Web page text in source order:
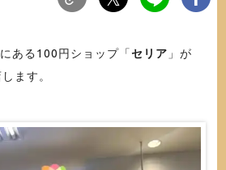
ある100円ショップ「セリア 」が
ます。